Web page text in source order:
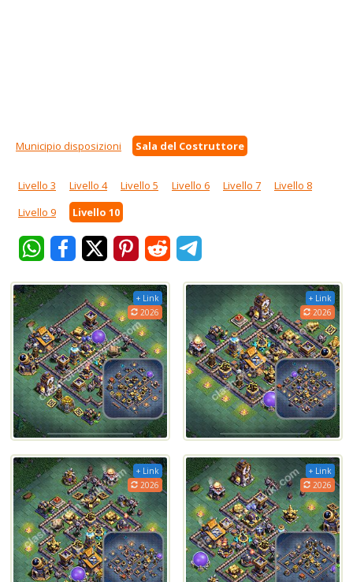
Municipio disposizioni Sala del Costruttore
Livello 3 Livello 4 Livello 5 Livello 6 Livello 7
Livello 8
Livello 9
Livello 10
+ Link
2026
+ Link
2026
+ Link
2026
+ Link
2026